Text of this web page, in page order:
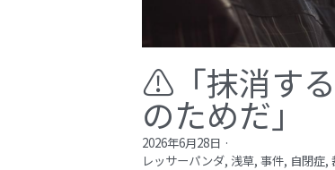
⚠️「抹消す
のためだ」​
2026年6月28日 ·
レッサーパンダ, 浅草, 事件, 自閉症,